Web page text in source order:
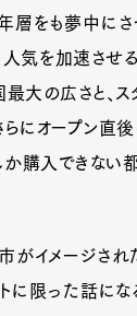
層をも夢中にさ
人気を加速さ
大の広さと、ス
らにオープン
購入できない都
がイメージさ
に限った話に